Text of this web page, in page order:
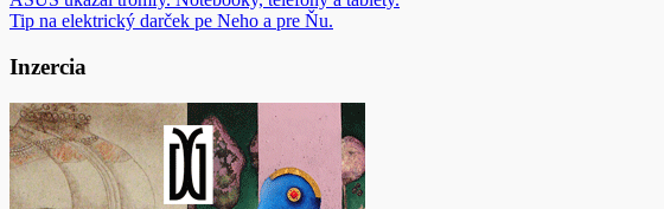
v
článku
Tip na elektrický darček pe Neho a pre Ňu.
Inzercia